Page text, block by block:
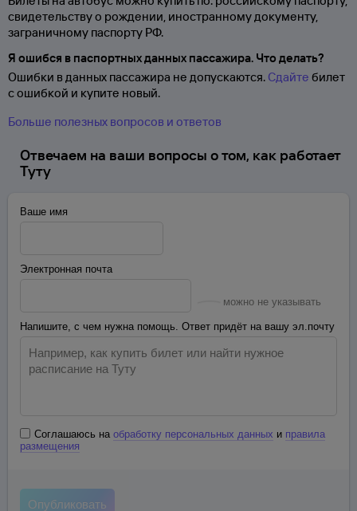
свидетельству о рождении, иностранному документу,
заграничному паспорту РФ.
Я ошибся в паспортных данных пассажира. Что делать?
Ошибки в данных пассажира не допускаются. Сдайте билет
с ошибкой и купите новый.
Больше полезных вопросов и ответов
Отвечаем на ваши вопросы о том, как работает
Туту
Ваше имя
Электронная почта
можно не указывать
Напишите, с чем нужна помощь. Ответ придёт на вашу эл.почту
Соглашаюсь на обработку персональных данных и правила
размещения